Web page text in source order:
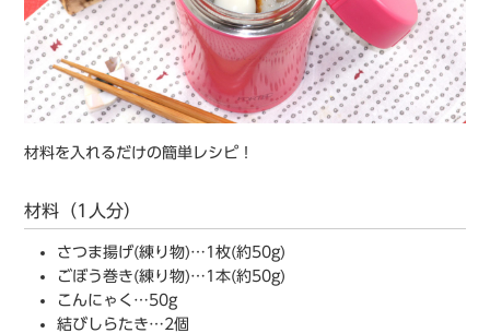
材料を入れるだけの簡単レシピ！
材料（1人分）
さつま揚げ(練り物)…1枚(約50g)
ごぼう巻き(練り物)…1本(約50g)
こんにゃく…50g
結びしらたき…2個